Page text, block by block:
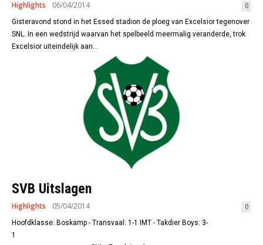
Highlights 06/04/2014 0
Gisteravond stond in het Essed stadion de ploeg van Excelsior tegenover
SNL. In een wedstrijd waarvan het spelbeeld meermalig veranderde, trok
Excelsior uiteindelijk aan...
SVB Uitslagen
Highlights 05/04/2014 0
Hoofdklasse: Boskamp - Transvaal: 1-1 IMT - Takdier Boys: 3-
1